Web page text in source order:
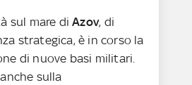
sul mare diAzov, di
strategica, è in corso la
di nuove basi militari.
sulla